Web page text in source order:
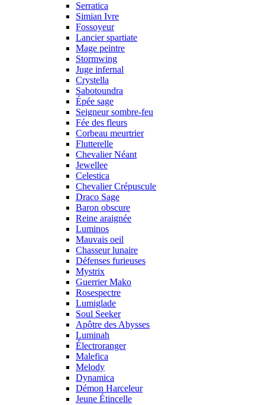
Serratica
Simian Ivre
Fossoyeur
Lancier spartiate
Mage peintre
Stormwing
Juge infernal
Crystella
Sabotoundra
Épée sage
Seigneur sombre-feu
Fée des fleurs
Corbeau meurtrier
Flutterelle
Chevalier Néant
Jewellee
Celestica
Chevalier Crépuscule
Draco Sage
Baron obscure
Reine araignée
Luminos
Mauvais oeil
Chasseur lunaire
Défenses furieuses
Mystrix
Guerrier Mako
Rosespectre
Lumiglade
Soul Seeker
Apôtre des Abysses
Luminah
Électroranger
Malefica
Melody
Dynamica
Démon Harceleur
Jeune Étincelle